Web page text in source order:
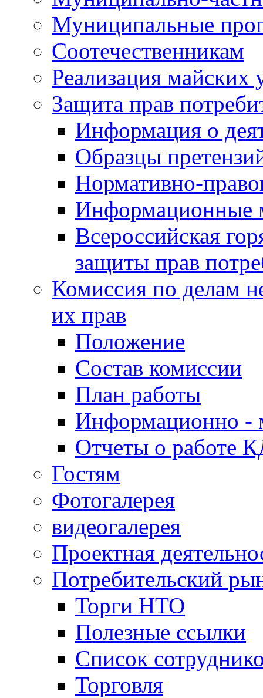
Муниципальные
Соотечественникам
Реализация майских
Защита прав
Информация о
Образцы
Нормативно-
Информационные
Всероссийская
защиты прав
Комиссия по делам
их прав
Положение
Состав комиссии
План работы
Информационно -
Отчеты о работе
Гостям
Фотогалерея
видеогалерея
Проектная
Потребительский
Торги НТО
Полезные ссылки
Список
Торговля